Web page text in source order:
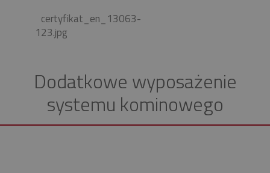
certyfikat_en_13063-
123.jpg
Dodatkowe wyposażenie
systemu kominowego